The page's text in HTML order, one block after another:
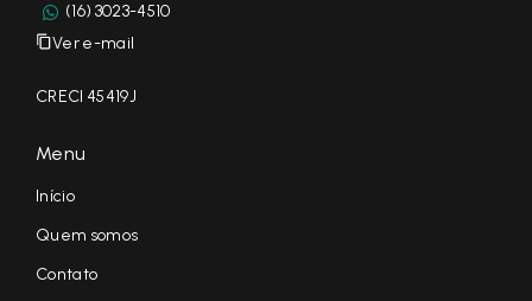
(16) 3023-4510
Ver e-mail
CRECI 45419J
Menu
Início
Quem somos
Contato